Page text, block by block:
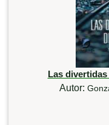
Las
Autor: